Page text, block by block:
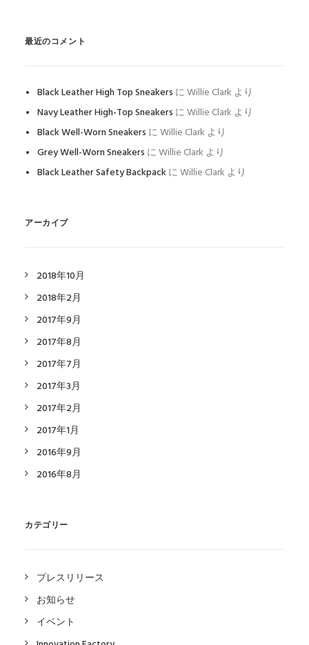
最近のコメント
Black Leather High Top Sneakers にWillie Clark より
Navy Leather High-Top Sneakers にWillie Clark より
Black Well-Worn Sneakers にWillie Clark より
Grey Well-Worn Sneakers にWillie Clark より
Black Leather Safety BackpackにWillie Clark より
アーカイブ
2018年10月
2018年2月
2017年9月
2017年8月
2017年7月
2017年3月
2017年2月
2017年1月
2016年9月
2016年8月
カテゴリー
プレスリリース
お知らせ
イベント